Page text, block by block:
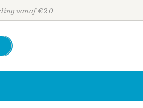
vanaf €20
Personen